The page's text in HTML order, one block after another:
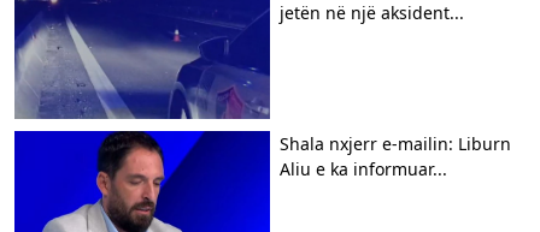
jetën në një aksident...
Shala nxjerr e-mailin: Liburn
Aliu e ka informuar...